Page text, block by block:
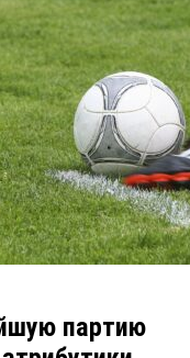
партию